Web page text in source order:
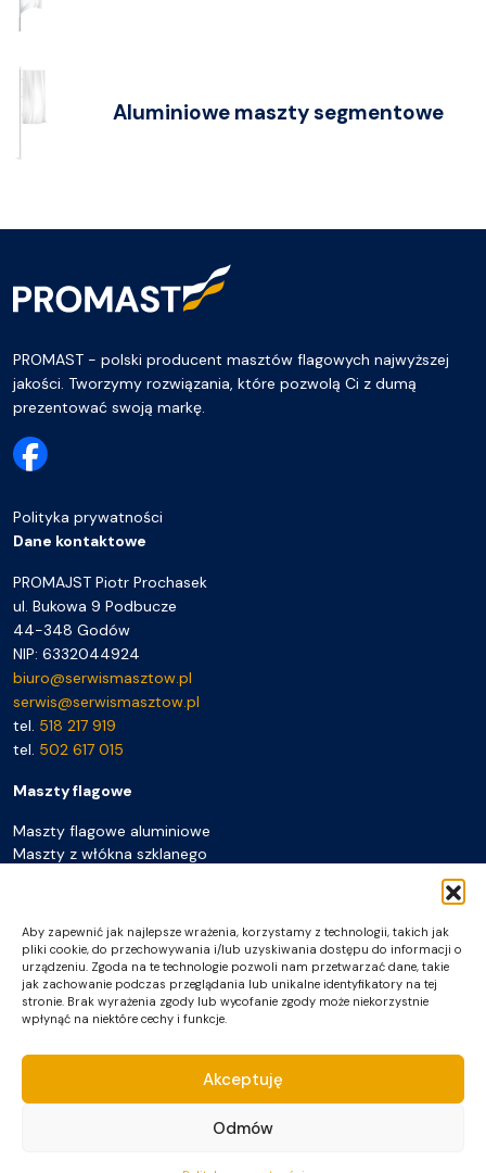
Aby zapewnić jak najlepsze wrażenia, korzystamy z technologii, takich jak
pliki cookie, do przechowywania i/lub uzyskiwania dostępu do informacji o
urządzeniu. Zgoda na te technologie pozwoli nam przetwarzać dane, takie
jak zachowanie podczas przeglądania lub unikalne identyfikatory na tej
stronie. Brak wyrażenia zgody lub wycofanie zgody może niekorzystnie
wpłynąć na niektóre cechy i funkcje.
Akceptuję
Odmów
Aluminiowe maszty segmentowe
PROMAST - polski producent masztów flagowych najwyższej
jakości. Tworzymy rozwiązania, które pozwolą Ci z dumą
prezentować swoją markę.
Polityka prywatności
Dane kontaktowe
PROMAJST Piotr Prochasek
ul. Bukowa 9 Podbucze
44-348 Godów
NIP: 6332044924
biuro@serwismasztow.pl
serwis@serwismasztow.pl
tel. 518 217 919
tel. 502 617 015
Maszty flagowe
Maszty flagowe aluminiowe
Maszty z włókna szklanego
Akcesoria do masztów
Pozostałe
Galeria realizacji
Producent masztów flagowych
Montaż, serwis, naprawa
FAQ